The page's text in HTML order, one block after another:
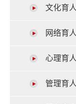
文化育人
网络育人
心理育人
管理育人